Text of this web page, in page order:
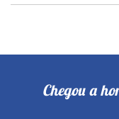
Chegou a